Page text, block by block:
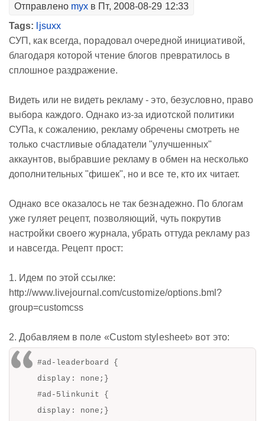
Отправлено myx в Пт, 2008-08-29 12:33
Tags:
ljsuxx
СУП, как всегда, порадовал очередной инициативой,
благодаря которой чтение блогов превратилось в
сплошное раздражение.
Видеть или не видеть рекламу - это, безусловно, право
выбора каждого. Однако из-за идиотской политики
СУПа, к сожалению, рекламу обречены смотреть не
только счастливые обладатели "улучшенных"
аккаунтов, выбравшие рекламу в обмен на несколько
дополнительных "фишек", но и все те, кто их читает.
Однако все оказалось не так безнадежно. По блогам
уже гуляет рецепт, позволяющий, чуть покрутив
настройки своего журнала, убрать оттуда рекламу раз
и навсегда. Рецепт прост:
1. Идем по этой ссылке:
http://www.livejournal.com/customize/options.bml?
group=customcss
2. Добавляем в поле «Custom stylesheet» вот это:
#ad-leaderboard {
display: none;}
#ad-5linkunit {
display: none;}